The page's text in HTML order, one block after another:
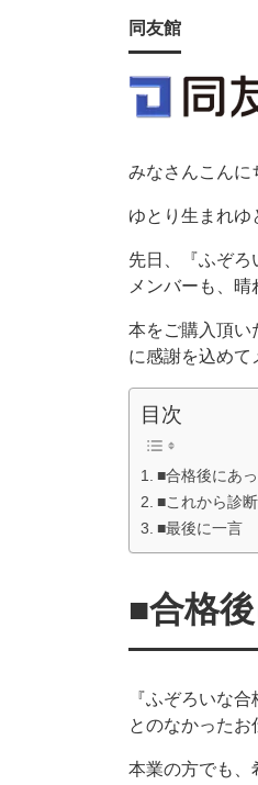
同友館
みなさんこんに
ゆとり生まれゆ
先日、『ふぞ
メンバーも、晴
本をご購入頂い
に感謝を込めて
目次
■合格後にあ
■これから診
■最後に一言
■合格
『ふぞろいな
とのなかったお
本業の方でも、